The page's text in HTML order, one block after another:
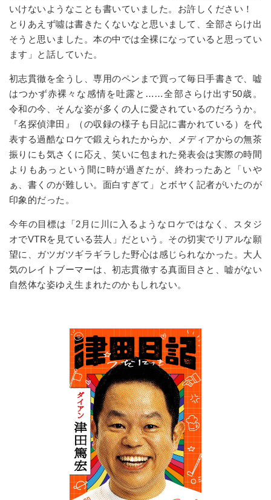
いけないようなことも書いていました。お許しください！
とりあえず噓は書きたくないなと思いまして、全部さらけ出
そうと思いました。本の中では全裸になっていると思ってい
ます」と話していた。
初志貫徹を全うし、専用のペンまで買って毎日手書きで、嘘
はつかず赤裸々な感情を吐露と ……全部さらけ出す50歳。
令和の今、そんな姿が多くの人に愛されているのだろうか。
『名探偵津田』（の収録の様子も日記に書かれている）を代
表する過酷なロケで鍛えられたからか、メディアからの無茶
振りにも気さくに応え、笑いに包まれた発表会は実際の時間
よりもあっという間に時が過ぎたが、終わったあと「いや
ぁ、書くのが難しい。面白すぎて」とボヤく記者がいたのが
印象的だった。
今年の目標は「2 月に川に入るようなロケではなく、スタジ
オでVTRを見ている芸人」だという。その切実でリアルな願
望に、ガツガツギラギラした野心は感じられなかった。大人
気のレイトブーマーは、初志貫徹する真面目さと、嘘がない
自然体な姿ゆえ生まれたのかもしれない。